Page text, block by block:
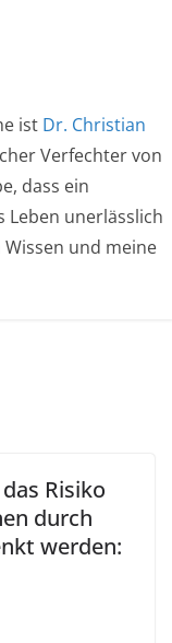
ist Dr. Christian
Verfechter von
dass ein
Leben unerlässlich
und meine
Risiko
durch
werden: